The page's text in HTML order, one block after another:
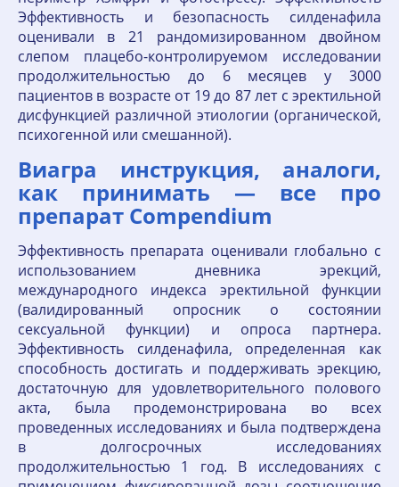
Эффективность и безопасность силденафила
оценивали в 21 рандомизированном двойном
слепом плацебо-контролируемом исследовании
продолжительностью до 6 месяцев у 3000
пациентов в возрасте от 19 до 87 лет с эректильной
дисфункцией различной этиологии (органической,
психогенной или смешанной).
Виагра инструкция, аналоги,
как принимать — все про
препарат Compendium
Эффективность препарата оценивали глобально с
использованием дневника эрекций,
международного индекса эректильной функции
(валидированный опросник о состоянии
сексуальной функции) и опроса партнера.
Эффективность силденафила, определенная как
способность достигать и поддерживать эрекцию,
достаточную для удовлетворительного полового
акта, была продемонстрирована во всех
проведенных исследованиях и была подтверждена
в долгосрочных исследованиях
продолжительностью 1 год. В исследованиях с